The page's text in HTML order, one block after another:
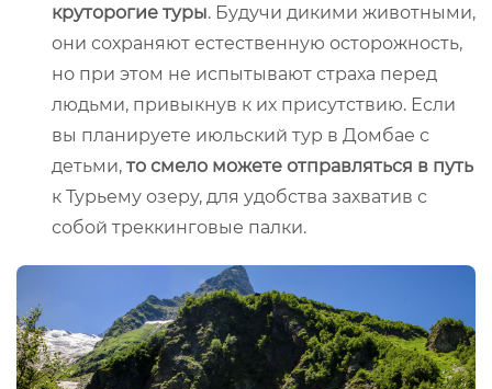
круторогие туры. Будучи дикими животными,
они сохраняют естественную осторожность,
но при этом не испытывают страха перед
людьми, привыкнув к их присутствию. Если
вы планируете июльский тур в Домбае с
детьми, то смело можете отправляться в путь
к Турьему озеру, для удобства захватив с
собой треккинговые палки.